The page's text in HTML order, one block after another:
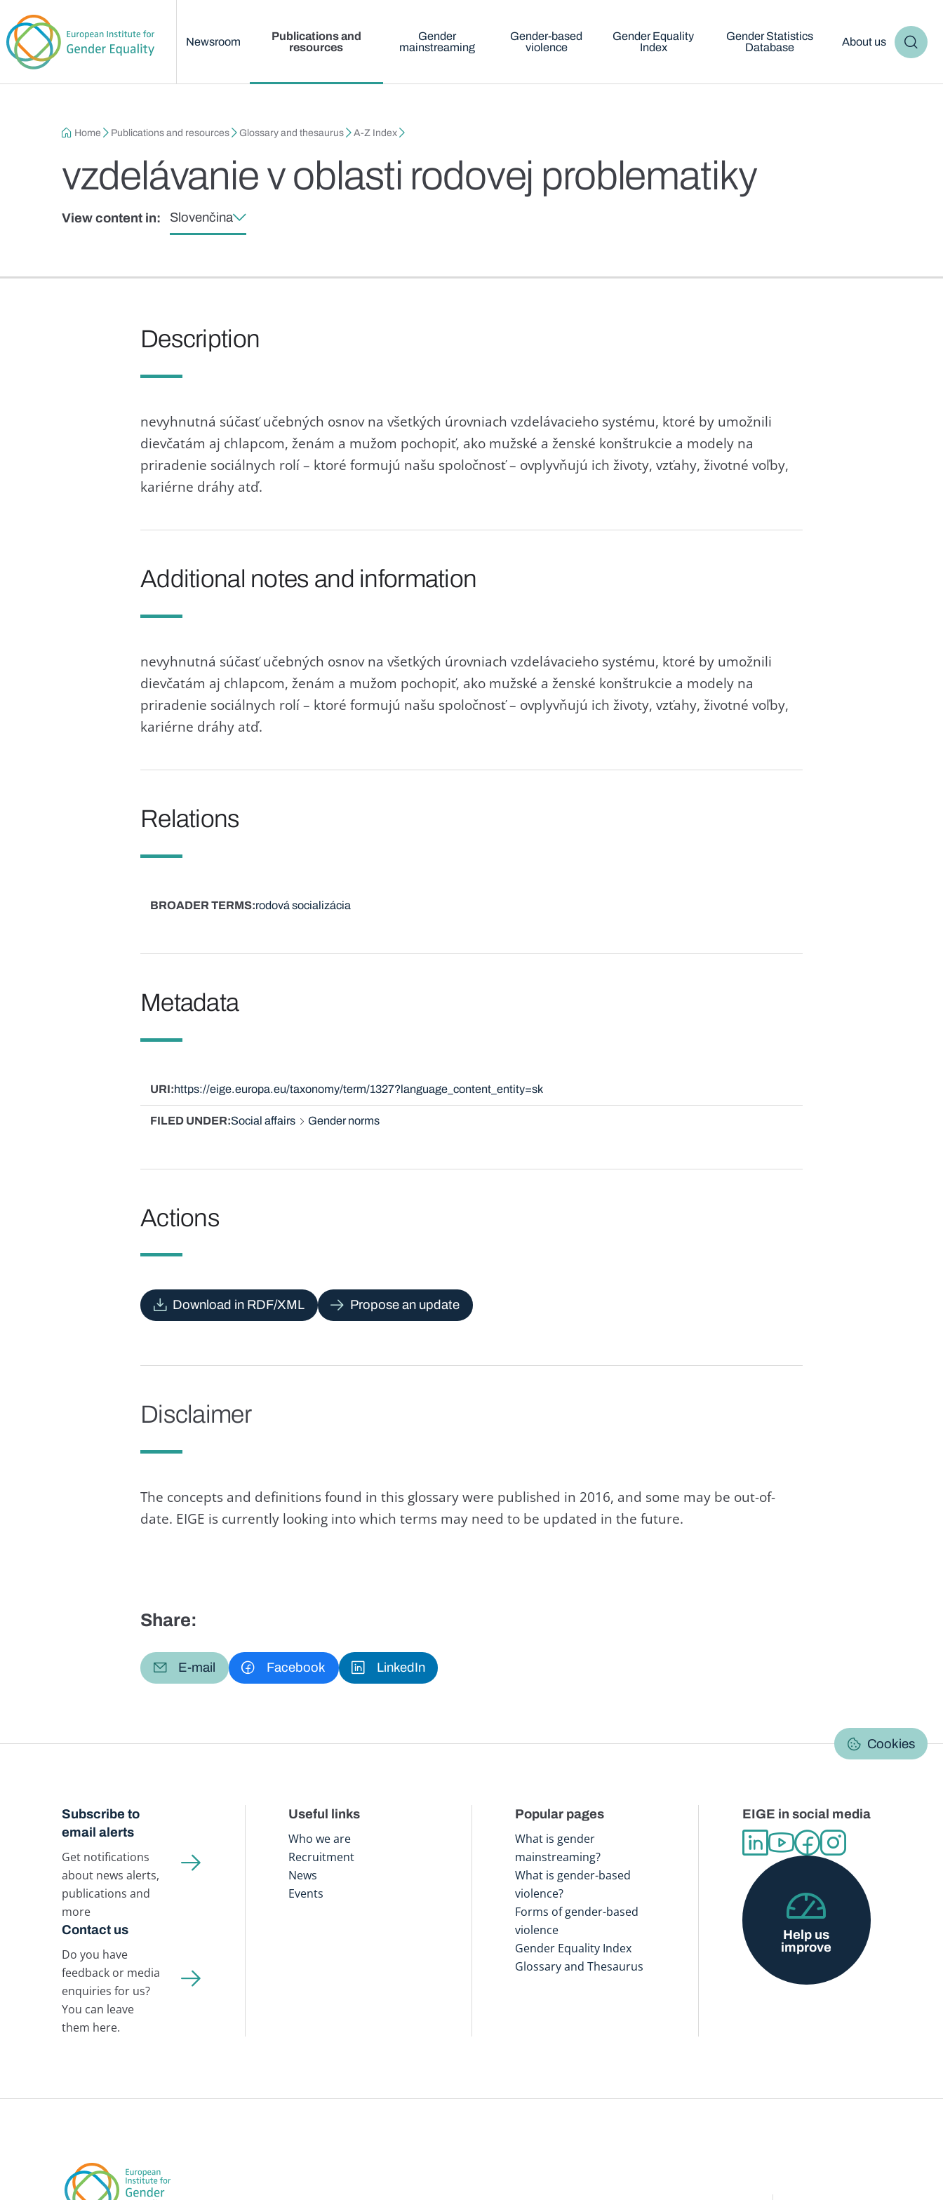
Newsroom
Publications and
resources
Gender
mainstreaming
Gender-based
violence
Gender Equality
Index
Gender Statistics
Database
About us
Breadcrumb
Home Publications and resources Glossary and thesaurus A-Z Index
vzdelávanie v oblasti rodovej problematiky
View content in: Slovenčina
Description
nevyhnutná súčasť učebných osnov na všetkých úrovniach vzdelávacieho systému, ktoré by umožnili
dievčatám aj chlapcom, ženám a mužom pochopiť, ako mužské a ženské konštrukcie a modely na
priradenie sociálnych rolí – ktoré formujú našu spoločnosť – ovplyvňujú ich životy, vzťahy, životné voľby,
kariérne dráhy atď.
Additional notes and information
nevyhnutná súčasť učebných osnov na všetkých úrovniach vzdelávacieho systému, ktoré by umožnili
dievčatám aj chlapcom, ženám a mužom pochopiť, ako mužské a ženské konštrukcie a modely na
priradenie sociálnych rolí – ktoré formujú našu spoločnosť – ovplyvňujú ich životy, vzťahy, životné voľby,
kariérne dráhy atď.
Relations
BROADER TERMS rodová socializácia
Metadata
URI https://eige.europa.eu/taxonomy/term/1327?language_content_entity=sk
FILED UNDER Social affairs Gender norms
Actions
Download in RDF/XML Propose an update
Disclaimer
The concepts and definitions found in this glossary were published in 2016, and some may be out-of-
date. EIGE is currently looking into which terms may need to be updated in the future.
Share:
E-mail Facebook LinkedIn
Cookies
Subscribe to
email alerts
Get notifications
about news alerts,
publications and
more
Contact us
Do you have
feedback or media
enquiries for us?
You can leave
them here.
Useful links
Who we are
Recruitment
News
Events
Popular pages
What is gender
mainstreaming?
What is gender-based
violence?
Forms of gender-based
violence
Gender Equality Index
Glossary and Thesaurus
EIGE in social media
Help us
improve